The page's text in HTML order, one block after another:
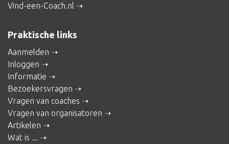
Vind-een-Coach.nl
Praktische links
Aanmelden
Inloggen
Informatie
Bezoekersvragen
Vragen van coaches
Vragen van organisatoren
Artikelen
Wat is ...